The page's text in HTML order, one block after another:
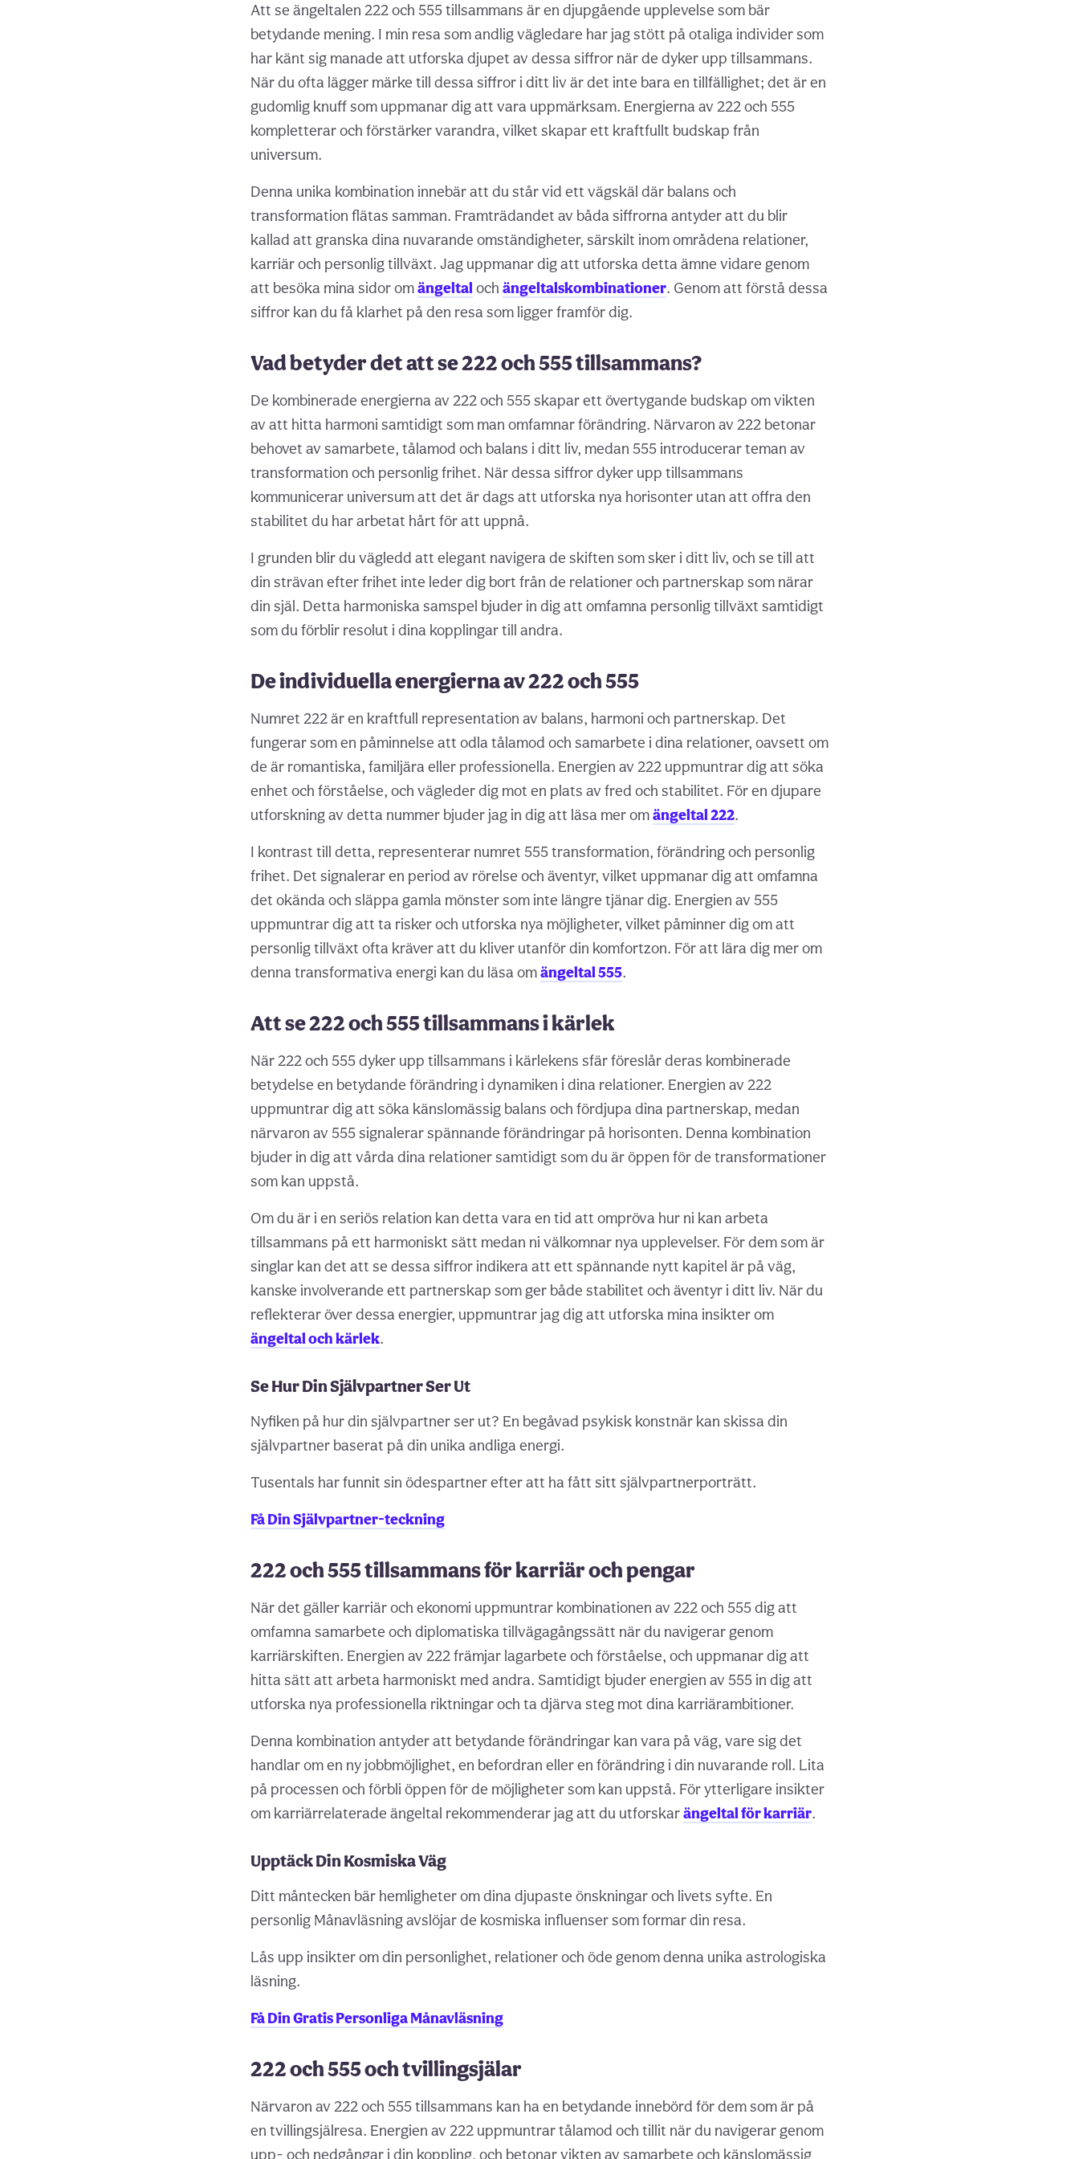
Att se ängeltalen 222 och 555 tillsammans är en djupgående upplevelse som bär
betydande mening. I min resa som andlig vägledare har jag stött på otaliga individer som
har känt sig manade att utforska djupet av dessa siffror när de dyker upp tillsammans.
När du ofta lägger märke till dessa siffror i ditt liv är det inte bara en tillfällighet; det är en
gudomlig knuff som uppmanar dig att vara uppmärksam. Energierna av 222 och 555
kompletterar och förstärker varandra, vilket skapar ett kraftfullt budskap från
universum.
Denna unika kombination innebär att du står vid ett vägskäl där balans och
transformation flätas samman. Framträdandet av båda siffrorna antyder att du blir
kallad att granska dina nuvarande omständigheter, särskilt inom områdena relationer,
karriär och personlig tillväxt. Jag uppmanar dig att utforska detta ämne vidare genom
att besöka mina sidor omängeltaloch ängeltalskombinationer. Genom att förstå dessa
siffror kan du få klarhet på den resa som ligger framför dig.
Vad betyder det att se 222 och 555 tillsammans?
De kombinerade energierna av 222 och 555 skapar ett övertygande budskap om vikten
av att hitta harmoni samtidigt som man omfamnar förändring. Närvaron av 222 betonar
behovet av samarbete, tålamod och balans i ditt liv, medan 555 introducerar teman av
transformation och personlig frihet. När dessa siffror dyker upp tillsammans
kommunicerar universum att det är dags att utforska nya horisonter utan att offra den
stabilitet du har arbetat hårt för att uppnå.
I grunden blir du vägledd att elegant navigera de skiften som sker i ditt liv, och se till att
din strävan efter frihet inte leder dig bort från de relationer och partnerskap som närar
din själ. Detta harmoniska samspel bjuder in dig att omfamna personlig tillväxt samtidigt
som du förblir resolut i dina kopplingar till andra.
De individuella energierna av 222 och 555
Numret 222 är en kraftfull representation av balans, harmoni och partnerskap. Det
fungerar som en påminnelse att odla tålamod och samarbete i dina relationer, oavsett om
de är romantiska, familjära eller professionella. Energien av 222 uppmuntrar dig att söka
enhet och förståelse, och vägleder dig mot en plats av fred och stabilitet. För en djupare
utforskning av detta nummer bjuder jag in dig att läsa mer omängeltal 222.
I kontrast till detta, representerar numret 555 transformation, förändring och personlig
frihet. Det signalerar en period av rörelse och äventyr, vilket uppmanar dig att omfamna
det okända och släppa gamla mönster som inte längre tjänar dig. Energien av 555
uppmuntrar dig att ta risker och utforska nya möjligheter, vilket påminner dig om att
personlig tillväxt ofta kräver att du kliver utanför din komfortzon. För att lära dig mer om
denna transformativa energi kan du läsa omängeltal 555.
Att se 222 och 555 tillsammans i kärlek
När 222 och 555 dyker upp tillsammans i kärlekens sfär föreslår deras kombinerade
betydelse en betydande förändring i dynamiken i dina relationer. Energien av 222
uppmuntrar dig att söka känslomässig balans och fördjupa dina partnerskap, medan
närvaron av 555 signalerar spännande förändringar på horisonten. Denna kombination
bjuder in dig att vårda dina relationer samtidigt som du är öppen för de transformationer
som kan uppstå.
Om du är i en seriös relation kan detta vara en tid att ompröva hur ni kan arbeta
tillsammans på ett harmoniskt sätt medan ni välkomnar nya upplevelser. För dem som är
singlar kan det att se dessa siffror indikera att ett spännande nytt kapitel är på väg,
kanske involverande ett partnerskap som ger både stabilitet och äventyr i ditt liv. När du
reflekterar över dessa energier, uppmuntrar jag dig att utforska mina insikter om
ängeltal och kärlek.
Se Hur Din Självpartner Ser Ut
Nyfiken på hur din självpartner ser ut? En begåvad psykisk konstnär kan skissa din
självpartner baserat på din unika andliga energi.
Tusentals har funnit sin ödespartner efter att ha fått sitt självpartnerporträtt.
Få Din Självpartner-teckning
222 och 555 tillsammans för karriär och pengar
När det gäller karriär och ekonomi uppmuntrar kombinationen av 222 och 555 dig att
omfamna samarbete och diplomatiska tillvägagångssätt när du navigerar genom
karriärskiften. Energien av 222 främjar lagarbete och förståelse, och uppmanar dig att
hitta sätt att arbeta harmoniskt med andra. Samtidigt bjuder energien av 555 in dig att
utforska nya professionella riktningar och ta djärva steg mot dina karriärambitioner.
Denna kombination antyder att betydande förändringar kan vara på väg, vare sig det
handlar om en ny jobbmöjlighet, en befordran eller en förändring i din nuvarande roll. Lita
på processen och förbli öppen för de möjligheter som kan uppstå. För ytterligare insikter
om karriärrelaterade ängeltal rekommenderar jag att du utforskarängeltal för karriär.
Upptäck Din Kosmiska Väg
Ditt måntecken bär hemligheter om dina djupaste önskningar och livets syfte. En
personlig Månavläsning avslöjar de kosmiska influenser som formar din resa.
Lås upp insikter om din personlighet, relationer och öde genom denna unika astrologiska
läsning.
Få Din Gratis Personliga Månavläsning
222 och 555 och tvillingsjälar
Närvaron av 222 och 555 tillsammans kan ha en betydande innebörd för dem som är på
en tvillingsjälresa. Energien av 222 uppmuntrar tålamod och tillit när du navigerar genom
upp- och nedgångar i din koppling, och betonar vikten av samarbete och känslomässig